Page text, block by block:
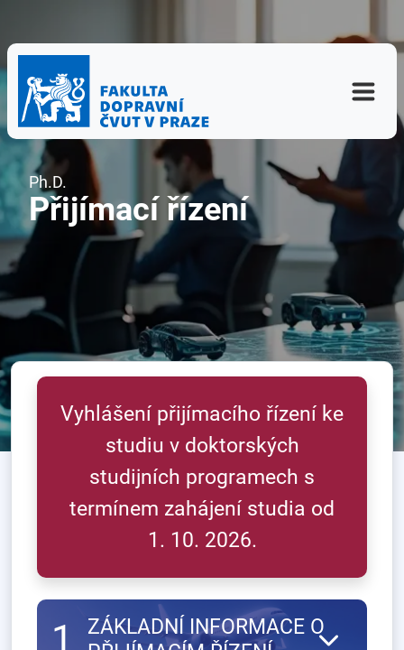
Ph.D.
Přijímací řízení
Vyhlášení přijímacího řízení ke
studiu v doktorských
studijních programech s
termínem zahájení studia od
1. 10. 2026.
1
ZÁKLADNÍ INFORMACE O